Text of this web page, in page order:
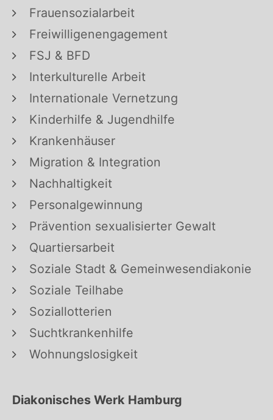
Frauensozialarbeit
Freiwilligenengagement
FSJ & BFD
Interkulturelle Arbeit
Internationale Vernetzung
Kinderhilfe & Jugendhilfe
Krankenhäuser
Migration & Integration
Nachhaltigkeit
Personalgewinnung
Prävention sexualisierter Gewalt
Quartiersarbeit
Soziale Stadt & Gemeinwesendiakonie
Soziale Teilhabe
Soziallotterien
Suchtkrankenhilfe
Wohnungslosigkeit
Diakonisches Werk Hamburg